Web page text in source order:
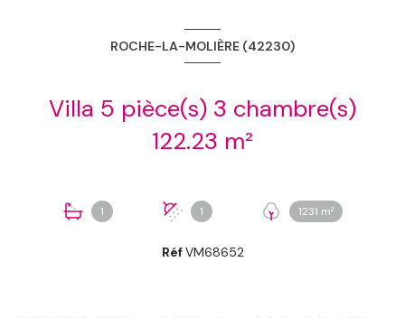
ROCHE-LA-MOLIÈRE (42230)
Villa 5 pièce(s) 3 chambre(s)
122.23 m²
1 1 1231 m²
RéfVM68652